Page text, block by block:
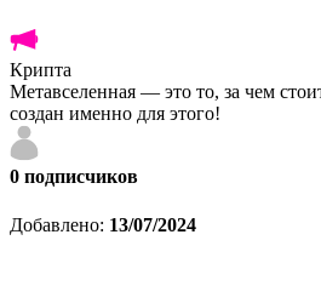
Крипта
Метавселенная — это то, за чем
создан именно для этого!
0 подписчиков
Добавлено: 13/07/2024